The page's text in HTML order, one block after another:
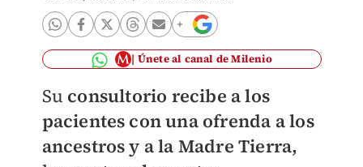
Únete al canal de Milenio
Su consultorio recibe a los
pacientes con una ofrenda a los
ancestros y a la Madre Tierra,